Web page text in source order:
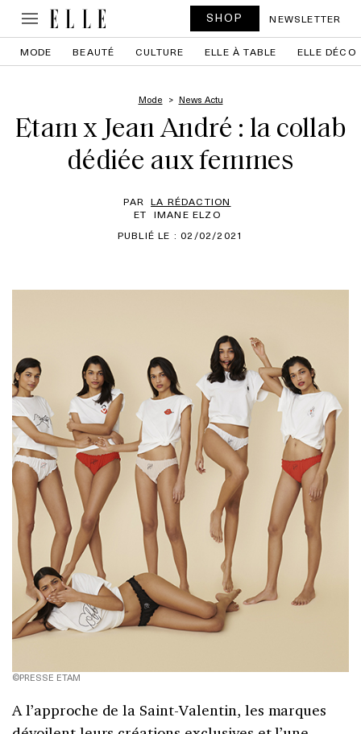
SHOP NEWSLETTER
MODE BEAUTÉ CULTURE ELLE À TABLE ELLE DÉCO
Mode News Actu
Etam x Jean André : la collab
dédiée aux femmes
PAR LA RÉDACTION
ET IMANE ELZO
PUBLIÉ LE : 02/02/2021
©PRESSE ETAM
A l’approche de la Saint-Valentin, les marques